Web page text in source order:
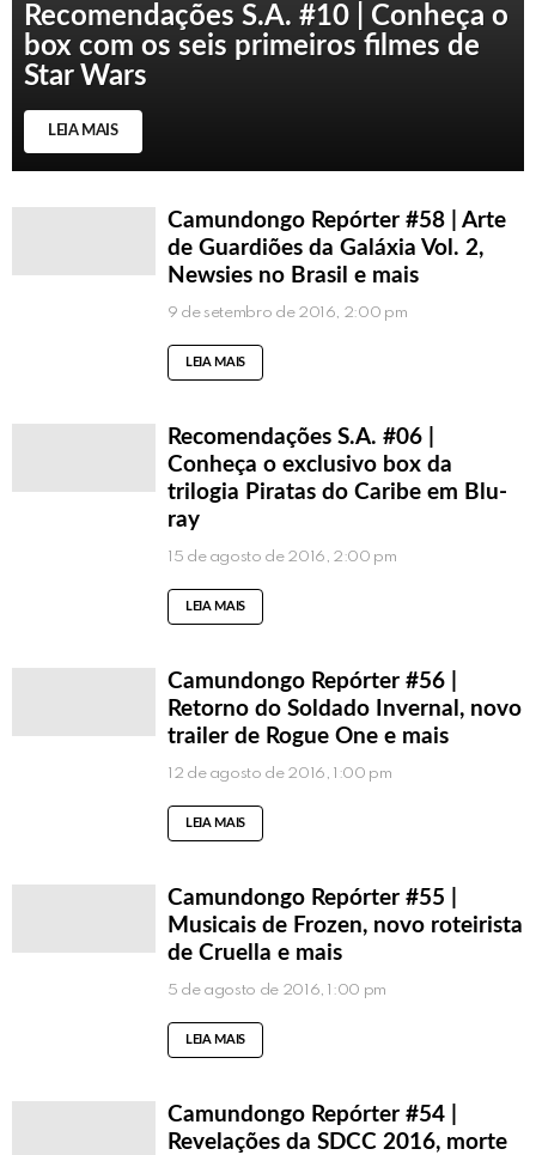
Recomendações S.A. #10 | Conheça o
box com os seis primeiros filmes de
Star Wars
LEIA MAIS
Camundongo Repórter #58 | Arte
de Guardiões da Galáxia Vol. 2,
Newsies no Brasil e mais
9 de setembro de 2016, 2:00 pm
LEIA MAIS
Recomendações S.A. #06 |
Conheça o exclusivo box da
trilogia Piratas do Caribe em Blu-
ray
15 de agosto de 2016, 2:00 pm
LEIA MAIS
Camundongo Repórter #56 |
Retorno do Soldado Invernal, novo
trailer de Rogue One e mais
12 de agosto de 2016, 1:00 pm
LEIA MAIS
Camundongo Repórter #55 |
Musicais de Frozen, novo roteirista
de Cruella e mais
5 de agosto de 2016, 1:00 pm
LEIA MAIS
Camundongo Repórter #54 |
Revelações da SDCC 2016, morte